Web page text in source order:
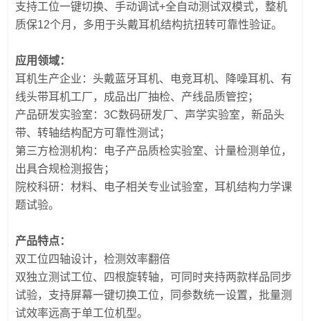
支持工位一键切换、手动调试+全自动测试双模式，整机
质保12个月，多用于头戴耳机结构抗扭转可靠性验证。
应用领域：
耳机生产企业：头戴蓝牙耳机、电竞耳机、降噪耳机、有
线头带耳机工厂，成品出厂抽检、产线品质管控；
产品研发实验室：3C数码研发厂、声学实验室，新品头
带、转轴结构配方可靠性测试；
第三方检测机构：电子产品质检实验室、计量检测单位，
出具合规检测报告；
院校科研：材料、电子相关专业试验室，耳机结构力学课
题试验。
产品特点：
双工位四轴设计，检测效率翻倍
双独立测试工位、四根旋转轴，可同时夹持两款样品同步
试验，支持屏幕一键切换工位，同参数统一设置，批量测
试效率远高于单工位机型。